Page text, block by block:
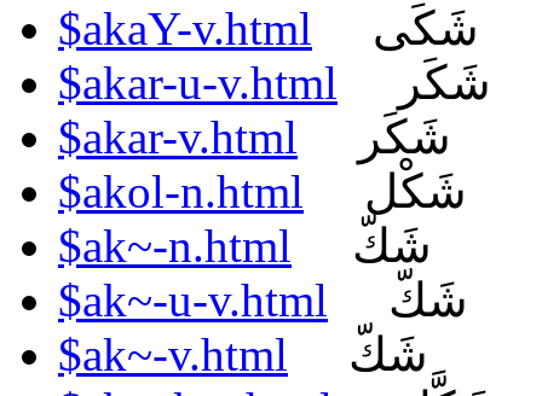
$akaY-v.html
شَكَى
$akar-u-v.html
شَكَر
$akar-v.html
شَكَر
$akol-n.html
شَكْل
$ak~-n.html
شَكّ
$ak~-u-v.html
شَكّ
$ak~-v.html
شَكّ